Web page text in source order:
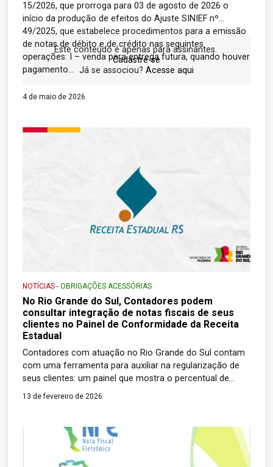
15/2026, que prorroga para 03 de agosto de 2026 o
início da produção de efeitos do Ajuste SINIEF nº
49/2025, que estabelece procedimentos para a emissão
de notas de débito e de crédito nas seguintes
operações: I – venda para entrega futura, quando houver
pagamento...
Este conteúdo é apenas para assinantes.
Cadastre-se
Já se associou? Acesse aqui
4 de maio de 2026
NOTÍCIAS -OBRIGAÇÕES ACESSÓRIAS
No Rio Grande do Sul, Contadores podem
consultar integração de notas fiscais de seus
clientes no Painel de Conformidade da Receita
Estadual
Contadores com atuação no Rio Grande do Sul contam
com uma ferramenta para auxiliar na regularização de
seus clientes: um painel que mostra o percentual de
adesão das empresas à chamada “nota integrada”. O
cumprimento da obrigatoriedade de integração entre […]
13 de fevereiro de 2026